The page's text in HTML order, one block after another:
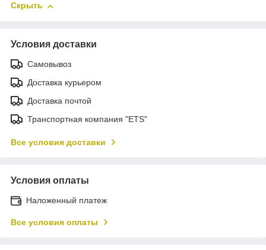
Скрыть
Условия доставки
Самовывоз
Доставка курьером
Доставка почтой
Транспортная компания "ETS"
Все условия доставки
Условия оплаты
Наложенный платеж
Все условия оплаты